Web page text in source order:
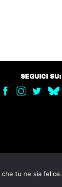
SEGUICI SU:
tu ne sia felice.